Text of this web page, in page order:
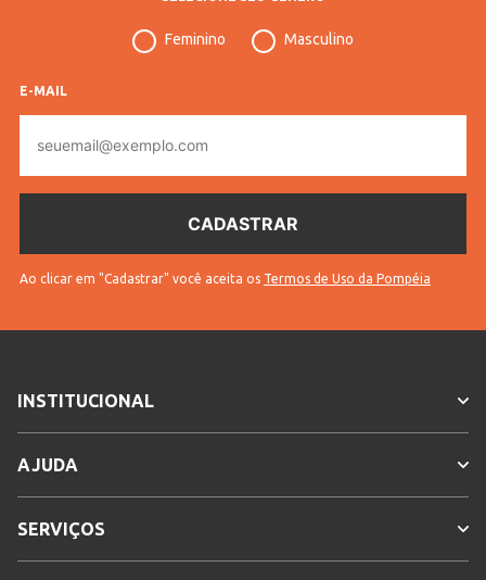
Feminino Masculino
E-MAIL
mail
Ao clicar em "Cadastrar" você aceita os Termos de Uso da Pompéia
INSTITUCIONAL
AJUDA
SERVIÇOS